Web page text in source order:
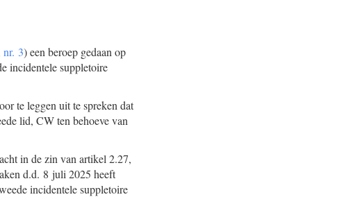
nr. 3) een beroep gedaan op
incidentele suppletoire
te leggen uit te spreken dat
lid, CW ten behoeve van
acht in de zin van artikel 2.27,
d.d. 8 juli 2025 heeft
incidentele suppletoire